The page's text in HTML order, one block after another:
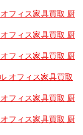
フィス家具買取 厨
フィス家具買取 厨
フィス家具買取 厨
オフィス家具買取
フィス家具買取 厨
フィス家具買取 厨